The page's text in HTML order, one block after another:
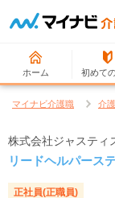
ホーム 初めて
マイナビ介護職 介
株式会社ジャスティ
リードヘルパース
正社員(正職員)